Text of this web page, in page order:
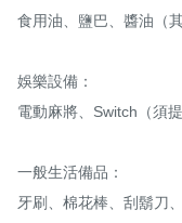
食用油、鹽巴、醬油（
娛樂設備：
電動麻將、Switch（須
一般生活備品：
牙刷、棉花棒、刮鬍刀